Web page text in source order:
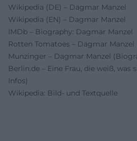
Wikipedia (DE) – Dagmar Manzel
Wikipedia (EN) – Dagmar Manzel
IMDb – Biography: Dagmar Manzel
Rotten Tomatoes – Dagmar
Munzinger – Dagmar Manzel
Berlin.de – Eine Frau, die weiß, was
Infos)
Wikipedia: Bild- und Textquelle